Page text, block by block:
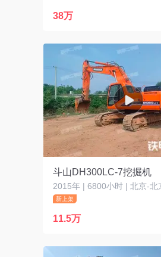
38万
斗山DH300LC-7挖掘机
2015年 | 6800小时 | 北京-北
新上架
11.5万